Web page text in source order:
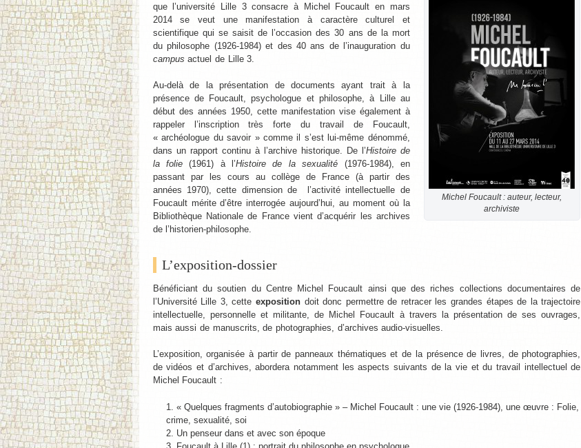
Michel Foucault : auteur, lecteur,
archiviste
que l’université Lille 3 consacre à Michel Foucault en mars
2014 se veut une manifestation à caractère culturel et
scientifique qui se saisit de l’occasion des 30 ans de la mort
du philosophe (1926-1984) et des 40 ans de l’inauguration du
campus actuel de Lille 3.
Au-delà de la présentation de documents ayant trait à la
présence de Foucault, psychologue et philosophe, à Lille au
début des années 1950, cette manifestation vise également à
rappeler l’inscription très forte du travail de Foucault,
« archéologue du savoir » comme il s’est lui-même dénommé,
dans un rapport continu à l’archive historique. De l’Histoire de
la folie (1961) à l’Histoire de la sexualité (1976-1984), en
passant par les cours au collège de France (à partir des
années 1970), cette dimension de l’activité intellectuelle de
Foucault mérite d’être interrogée aujourd’hui, au moment où la
Bibliothèque Nationale de France vient d’acquérir les archives
de l’historien-philosophe.
L’exposition-dossier
Bénéficiant du soutien du Centre Michel Foucault ainsi que des riches collections documentaires de
l’Université Lille 3, cette exposition doit donc permettre de retracer les grandes étapes de la trajectoire
intellectuelle, personnelle et militante, de Michel Foucault à travers la présentation de ses ouvrages,
mais aussi de manuscrits, de photographies, d’archives audio-visuelles.
L’exposition, organisée à partir de panneaux thématiques et de la présence de livres, de photographies,
de vidéos et d’archives, abordera notamment les aspects suivants de la vie et du travail intellectuel de
Michel Foucault :
« Quelques fragments d’autobiographie » – Michel Foucault : une vie (1926-1984), une œuvre : Folie,
crime, sexualité, soi
Un penseur dans et avec son époque